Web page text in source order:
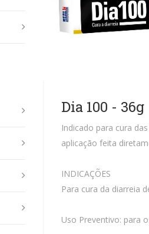
Dia 100 - 36g
Indicado para cura
aplicação feita
INDICAÇÕES
Para cura da diarreia
Uso Preventivo: para